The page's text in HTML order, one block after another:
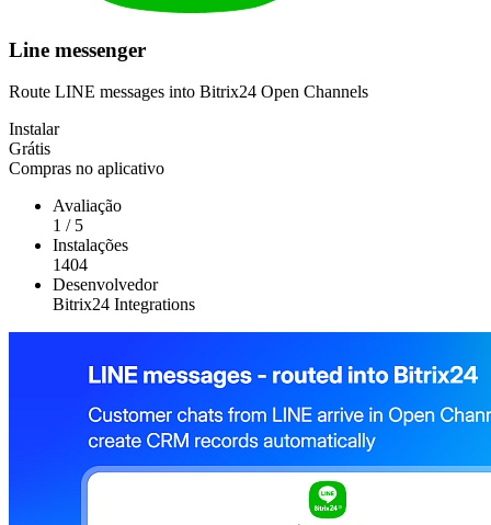
Line messenger
Route LINE messages into Bitrix24 Open Channels
Instalar
Grátis
Compras no aplicativo
Avaliação
1 / 5
Instalações
1404
Desenvolvedor
Bitrix24 Integrations